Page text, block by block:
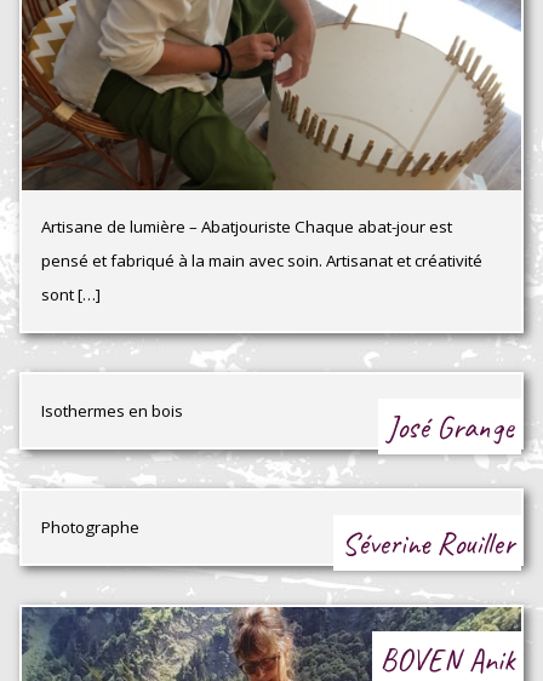
Artisane de lumière – Abatjouriste Chaque abat-jour est
pensé et fabriqué à la main avec soin. Artisanat et créativité
sont […]
José Grange
Isothermes en bois
Séverine Rouiller
Photographe
BOVEN Anik